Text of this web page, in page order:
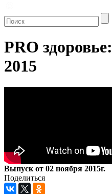
PRO
2015
Выпуск от 02 ноября 2015г.
Поделиться